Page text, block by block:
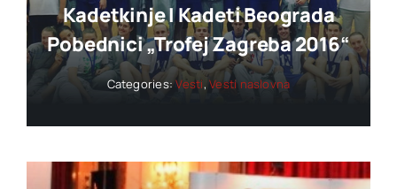
Kadetkinje I Kadeti Beograda
Pobednici „trofej Zagreba 2016“
Categories:Vesti,Vesti naslovna